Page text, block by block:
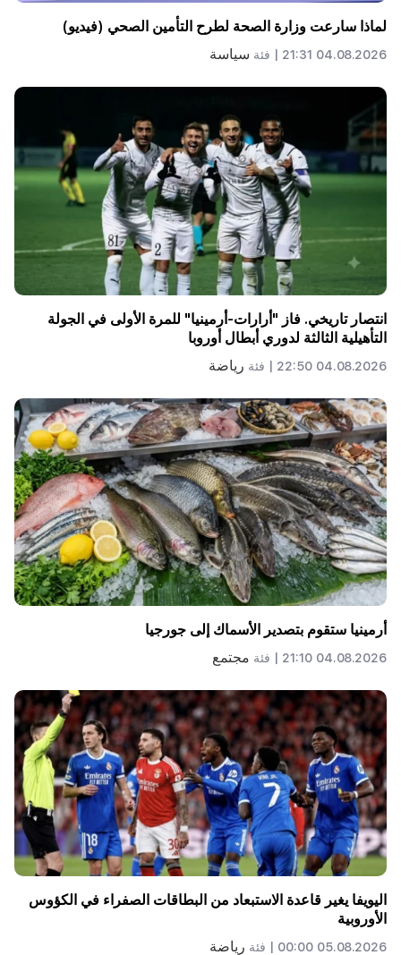
لماذا سارعت وزارة الصحة لطرح التأمين الصحي (فيديو)
04.08.2026 21:31 | فئة سياسة
انتصار تاريخي. فاز "أرارات-أرمينيا" للمرة الأولى في الجولة
التأهيلية الثالثة لدوري أبطال أوروبا
04.08.2026 22:50 | فئة رياضة
أرمينيا ستقوم بتصدير الأسماك إلى جورجيا
04.08.2026 21:10 | فئة مجتمع
اليويفا يغير قاعدة الاستبعاد من البطاقات الصفراء في الكؤوس
الأوروبية
05.08.2026 00:00 | فئة رياضة